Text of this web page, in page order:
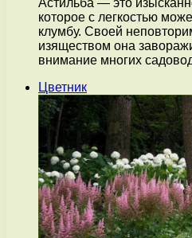
которое с легкостью
клумбу. Своей
изяществом она
внимание многих
Цветник